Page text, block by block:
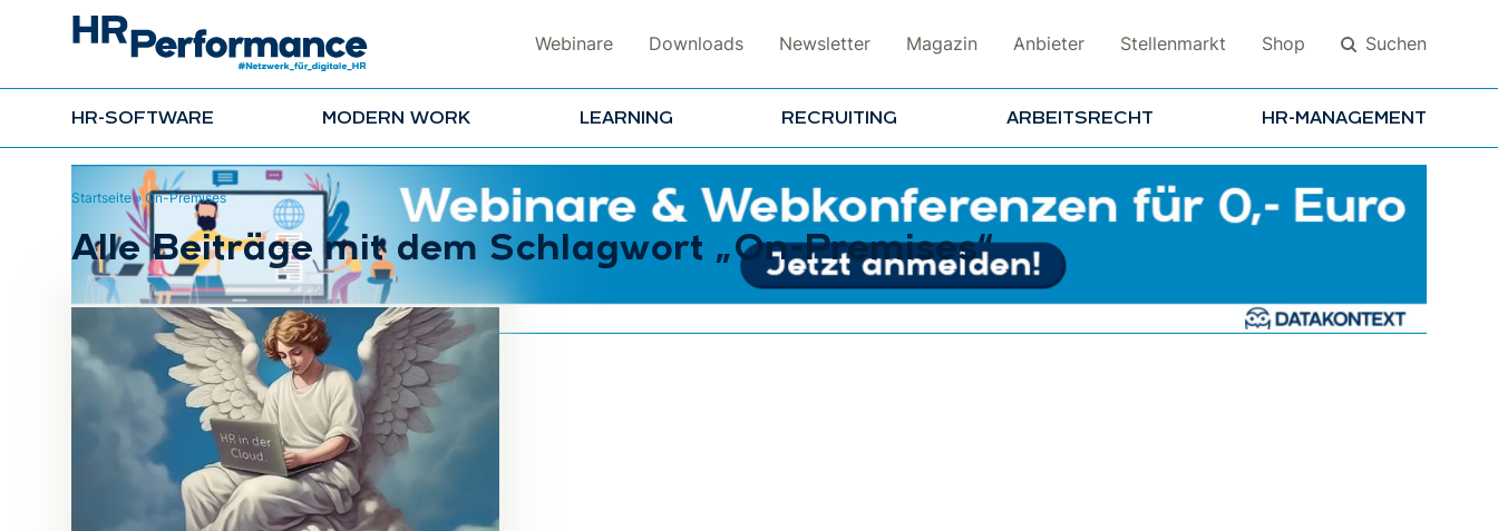
Webinare Downloads Newsletter Magazin Anbieter Stellenmarkt Shop Suchen
HR-SOFTWARE MODERN WORK LEARNING RECRUITING ARBEITSRECHT HR-MANAGEMENT
Suchen
Startseite»On-Premises
Alle Beiträge mit dem Schlagwort „On-Premises“